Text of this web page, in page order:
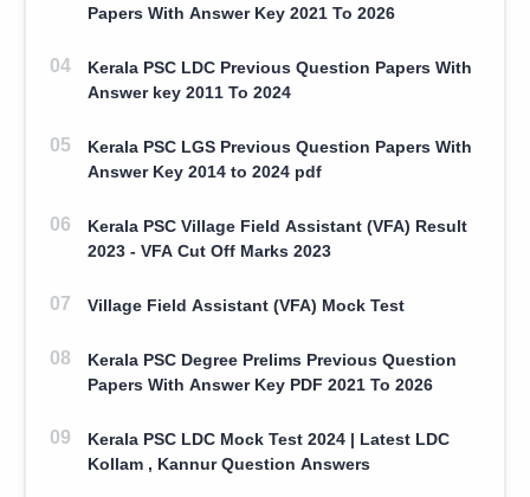
Papers With Answer Key 2021 To 2026
Kerala PSC LDC Previous Question Papers With
Answer key 2011 To 2024
Kerala PSC LGS Previous Question Papers With
Answer Key 2014 to 2024 pdf
Kerala PSC Village Field Assistant (VFA) Result
2023 - VFA Cut Off Marks 2023
Village Field Assistant (VFA) Mock Test
Kerala PSC Degree Prelims Previous Question
Papers With Answer Key PDF 2021 To 2026
Kerala PSC LDC Mock Test 2024 | Latest LDC
Kollam , Kannur Question Answers